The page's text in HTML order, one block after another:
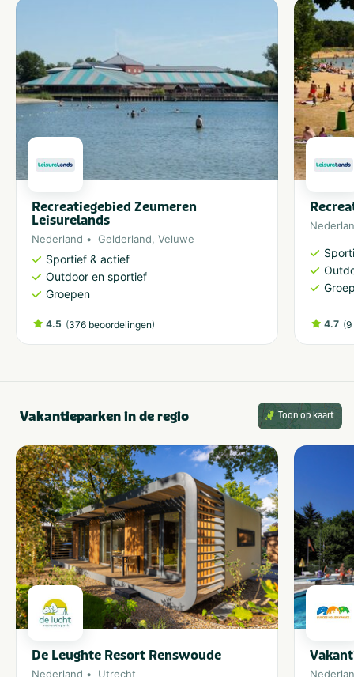
Recreatiegebied Zeumeren
Leisurelands
Nederland Gelderland, Veluwe
Sportief & actief
Outdoor en sportief
Groepen
4.5 (376 beoordelingen) 4.7 (9
Vakantieparken in de regio Toon op kaart
De Leughte Resort Renswoude
Nederland Utrecht